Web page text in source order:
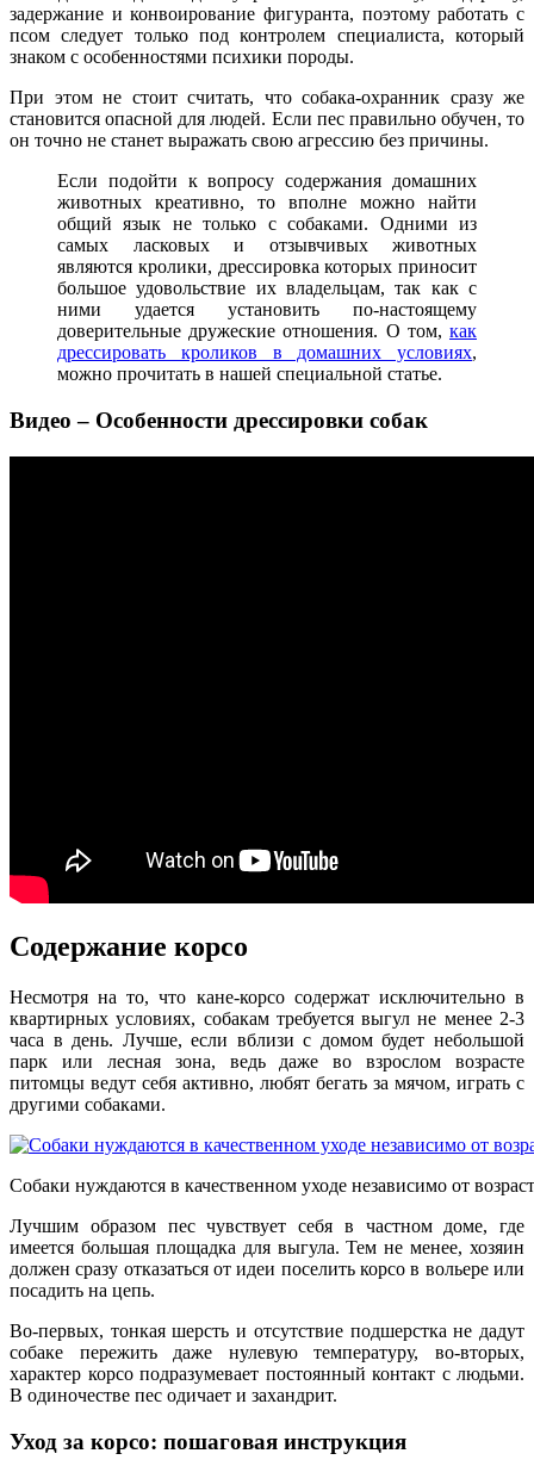
задержание и конвоирование фигуранта, поэтому работать с
псом следует только под контролем специалиста, который
знаком с особенностями психики породы.
При этом не стоит считать, что собака-охранник сразу же
становится опасной для людей. Если пес правильно обучен, то
он точно не станет выражать свою агрессию без причины.
Если подойти к вопросу содержания домашних
животных креативно, то вполне можно найти
общий язык не только с собаками. Одними из
самых ласковых и отзывчивых животных
являются кролики, дрессировка которых приносит
большое удовольствие их владельцам, так как с
ними удается установить по-настоящему
доверительные дружеские отношения. О том, как
дрессировать кроликов в домашних условиях,
можно прочитать в нашей специальной статье.
Видео – Особенности дрессировки собак
Содержание корсо
Несмотря на то, что кане-корсо содержат исключительно в
квартирных условиях, собакам требуется выгул не менее 2-3
часа в день. Лучше, если вблизи с домом будет небольшой
парк или лесная зона, ведь даже во взрослом возрасте
питомцы ведут себя активно, любят бегать за мячом, играть с
другими собаками.
Собаки нуждаются в качественном уходе независимо от
Лучшим образом пес чувствует себя в частном доме, где
имеется большая площадка для выгула. Тем не менее, хозяин
должен сразу отказаться от идеи поселить корсо в вольере или
посадить на цепь.
Во-первых, тонкая шерсть и отсутствие подшерстка не дадут
собаке пережить даже нулевую температуру, во-вторых,
характер корсо подразумевает постоянный контакт с людьми.
В одиночестве пес одичает и захандрит.
Уход за корсо: пошаговая инструкция